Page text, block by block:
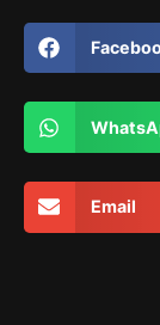
Email